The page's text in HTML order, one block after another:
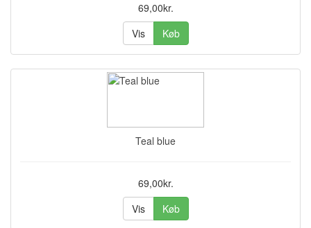
69,00kr.
Vis
Køb
Teal blue
69,00kr.
Vis
Køb